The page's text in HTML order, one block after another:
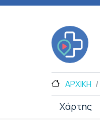
ΑΡΧΙΚΗ
Χάρτης